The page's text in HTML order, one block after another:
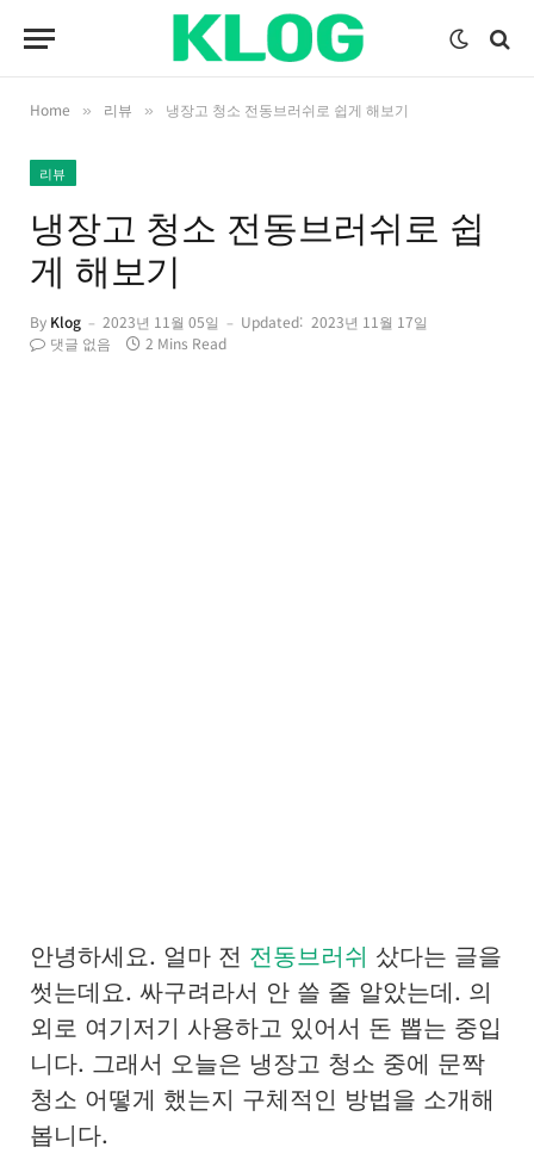
Home » 리뷰 » 냉장고 청소 전동브러쉬로 쉽게 해보기
리뷰
냉장고 청소 전동브러쉬로 쉽
게 해보기
By Klog 2023년 11월 05일 Updated: 2023년 11월 17일
댓글 없음
2 Mins Read
안녕하세요. 얼마 전 전동브러쉬 샀다는 글을
썻는데요. 싸구려라서 안 쓸 줄 알았는데. 의
외로 여기저기 사용하고 있어서 돈 뽑는 중입
니다. 그래서 오늘은 냉장고 청소 중에 문짝
청소 어떻게 했는지 구체적인 방법을 소개해
봅니다.